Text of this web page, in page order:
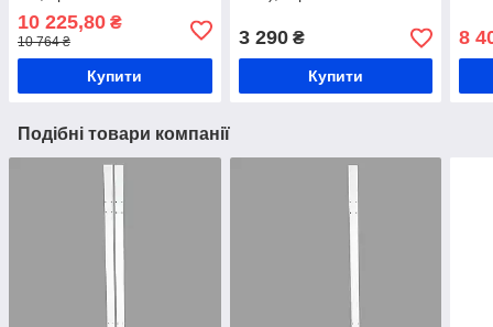
полиць, торговий стелаж в
магазин, стелаж для
продуктів торгівельний
10 225,80 ₴
10 764 ₴
Купити
електронні кухонні ваги
3 290₴
Купити
8
Подібні товари компанії